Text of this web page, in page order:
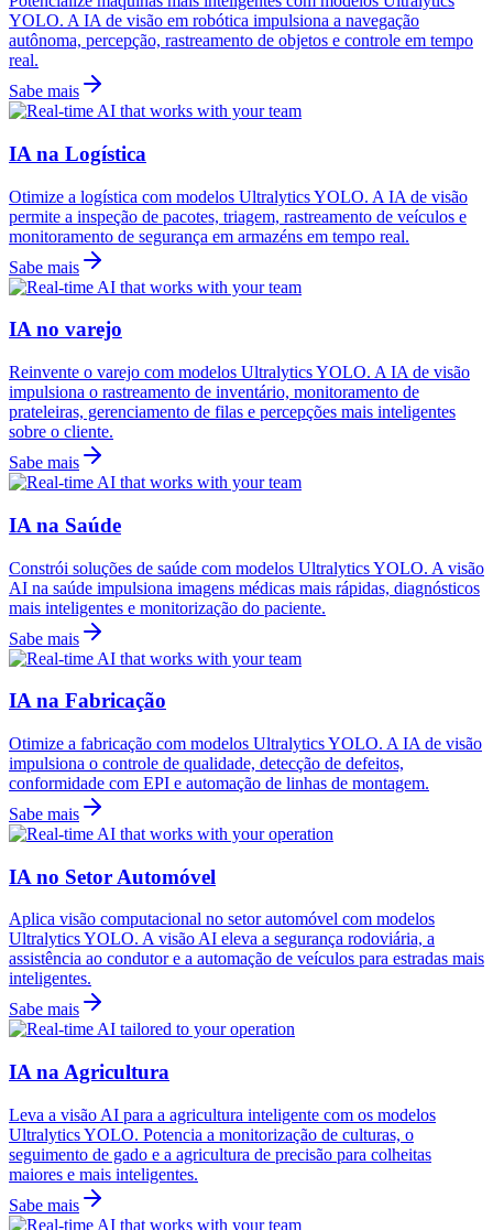
YOLO. A IA de visão em robótica impulsiona a navegação
autônoma, percepção, rastreamento de objetos e controle em tempo
real.
Sabe mais
IA na Logística
Otimize a logística com modelos Ultralytics YOLO. A IA de visão
permite a inspeção de pacotes, triagem, rastreamento de veículos e
monitoramento de segurança em armazéns em tempo real.
Sabe mais
IA no varejo
Reinvente o varejo com modelos Ultralytics YOLO. A IA de visão
impulsiona o rastreamento de inventário, monitoramento de
prateleiras, gerenciamento de filas e percepções mais inteligentes
sobre o cliente.
Sabe mais
IA na Saúde
Constrói soluções de saúde com modelos Ultralytics YOLO. A visão
AI na saúde impulsiona imagens médicas mais rápidas, diagnósticos
mais inteligentes e monitorização do paciente.
Sabe mais
IA na Fabricação
Otimize a fabricação com modelos Ultralytics YOLO. A IA de visão
impulsiona o controle de qualidade, detecção de defeitos,
conformidade com EPI e automação de linhas de montagem.
Sabe mais
IA no Setor Automóvel
Aplica visão computacional no setor automóvel com modelos
Ultralytics YOLO. A visão AI eleva a segurança rodoviária, a
assistência ao condutor e a automação de veículos para estradas mais
inteligentes.
Sabe mais
IA na Agricultura
Leva a visão AI para a agricultura inteligente com os modelos
Ultralytics YOLO. Potencia a monitorização de culturas, o
seguimento de gado e a agricultura de precisão para colheitas
maiores e mais inteligentes.
Sabe mais